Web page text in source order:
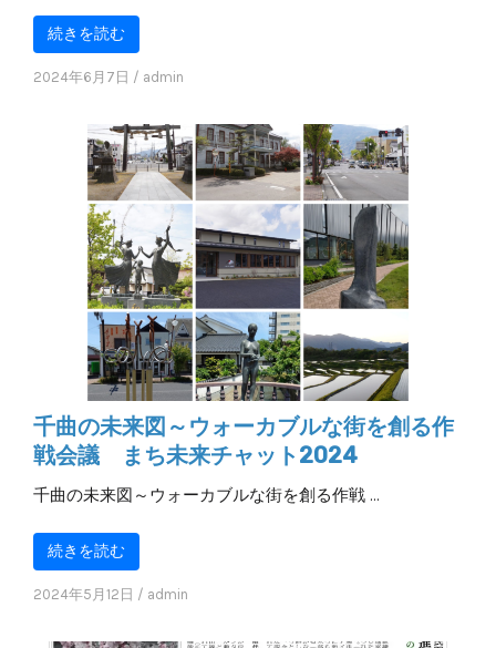
続きを読む
2024年6月7日 / admin
千曲の未来図～ウォーカブルな街を創る作
戦会議 まち未来チャット2024
千曲の未来図～ウォーカブルな街を創る作戦 …
続きを読む
2024年5月12日 / admin